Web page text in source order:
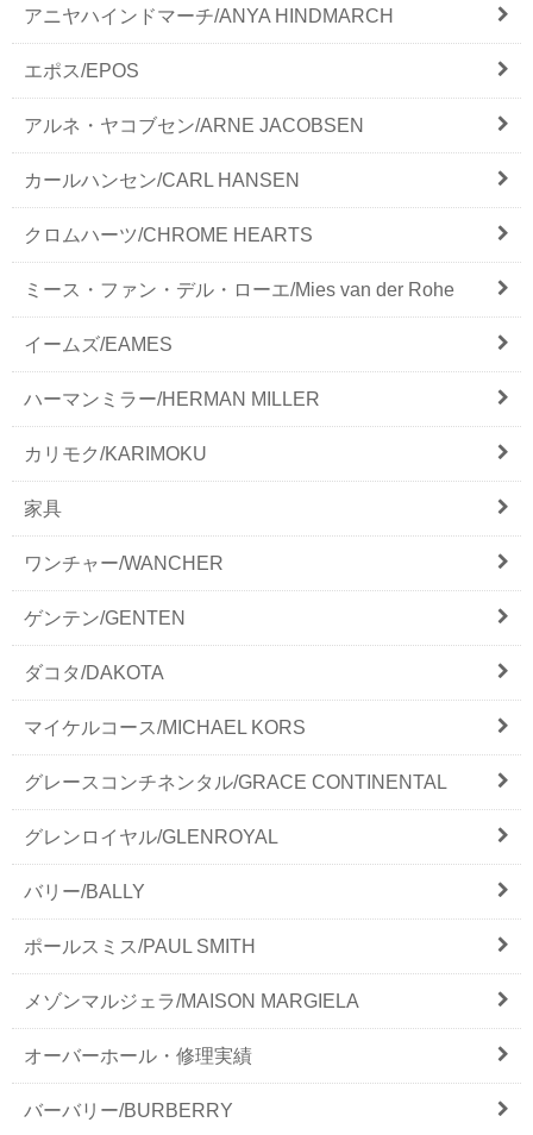
アニヤハインドマーチ/ANYA HINDMARCH
エポス/EPOS
アルネ・ヤコブセン/ARNE JACOBSEN
カールハンセン/CARL HANSEN
クロムハーツ/CHROME HEARTS
ミース・ファン・デル・ローエ/Mies van der Rohe
イームズ/EAMES
ハーマンミラー/HERMAN MILLER
カリモク/KARIMOKU
家具
ワンチャー/WANCHER
ゲンテン/GENTEN
ダコタ/DAKOTA
マイケルコース/MICHAEL KORS
グレースコンチネンタル/GRACE CONTINENTAL
グレンロイヤル/GLENROYAL
バリー/BALLY
ポールスミス/PAUL SMITH
メゾンマルジェラ/MAISON MARGIELA
オーバーホール・修理実績
バーバリー/BURBERRY